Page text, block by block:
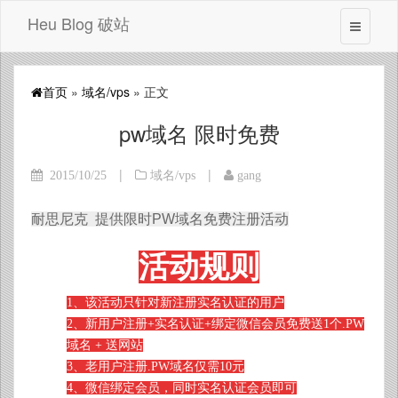
Heu Blog 破站
首页 » 域名/vps » 正文
pw域名 限时免费
2015/10/25 | 域名/vps | gang
耐思尼克 提供限时PW域名免费注册活动
活动规则
1、该活动只针对新注册实名认证的用户
2、新用户注册+实名认证+绑定微信会员免费送1个.PW
域名 + 送网站
3、老用户注册.PW域名仅需10元
4、微信绑定会员，同时实名认证会员即可